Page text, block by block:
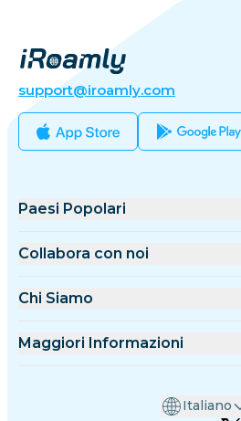
support@iroamly.com
Paesi Popolari
Stati Uniti
Francia
Collabora con noi
Piattaforma All'ingrosso
API Docs
Chi Siamo
Chi è iRoamly
Maggiori Informazioni
Italiano